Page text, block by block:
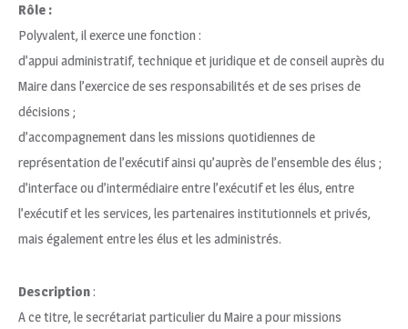
Rôle :
Polyvalent, il exerce une fonction :
d’appui administratif, technique et juridique et de conseil auprès du
Maire dans l’exercice de ses responsabilités et de ses prises de
décisions ;
d’accompagnement dans les missions quotidiennes de
représentation de l’exécutif ainsi qu’auprès de l’ensemble des élus ;
d’interface ou d’intermédiaire entre l’exécutif et les élus, entre
l’exécutif et les services, les partenaires institutionnels et privés,
mais également entre les élus et les administrés.
Description:
A ce titre, le secrétariat particulier du Maire a pour missions